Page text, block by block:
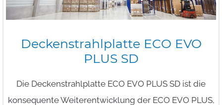
Deckenstrahlplatte ECO EVO
PLUS SD
Die Deckenstrahlplatte ECO EVO PLUS SD ist die
konsequente Weiterentwicklung der ECO EVO PLUS,